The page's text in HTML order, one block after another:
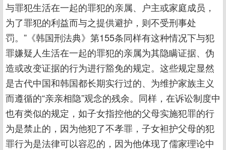
与罪犯生活在一起的罪犯的亲属、户主或家庭成员，
为了罪犯的利益而与之提供避护，则不受刑事处
罚。”《韩国刑法典》第155条同样有这种情况下与犯
罪嫌疑人生活在一起的罪犯的亲属为其隐瞒证据、伪
造或改变证据的行为进行豁免的规定。这些规定显然
是古代中国和韩国都长期实行过的、为维护家族主义
而遵循的“亲亲相隐”观念的残余。同样，在诉讼制度中
也有类似的规定，如子女指控他的父母实施犯罪的行
为是禁止的，因为他犯了不孝罪，子女袒护父母的犯
罪行为是法律可以容忍的，因为他体现了儒家理论中